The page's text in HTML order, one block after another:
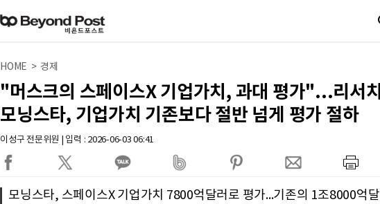
HOME > 경제
"머스크의 스페이스X 기업가치, 과대 평가"...리서치
모닝스타, 기업가치 기존보다 절반 넘게 평가 절하
이성구 전문위원 | 입력 : 2026-06-03 06:41
모닝스타, 스페이스X 기업가치 7800억달러로 평가...기존의 1조8000억달